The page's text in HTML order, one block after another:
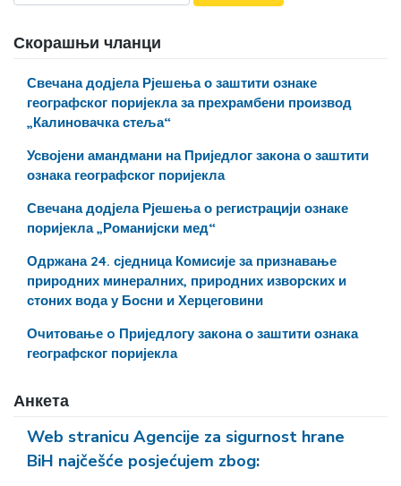
Скорашњи чланци
Свечана додјела Рјешења о заштити ознаке
географског поријекла за прехрамбени производ
„Калиновачка стеља“
Усвојени амандмани на Приједлог закона о заштити
ознака географског поријекла
Свечана додјела Рјешења о регистрацији ознаке
поријекла „Романијски мед“
Одржана 24. сједница Комисије за признавање
природних минералних, природних изворских и
стоних вода у Босни и Херцеговини
Очитовање o Приједлогу закона о заштити ознака
географског поријекла
Анкета
Web stranicu Agencije za sigurnost hrane
BiH najčešće posjećujem zbog: